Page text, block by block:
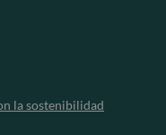
la sostenibilidad